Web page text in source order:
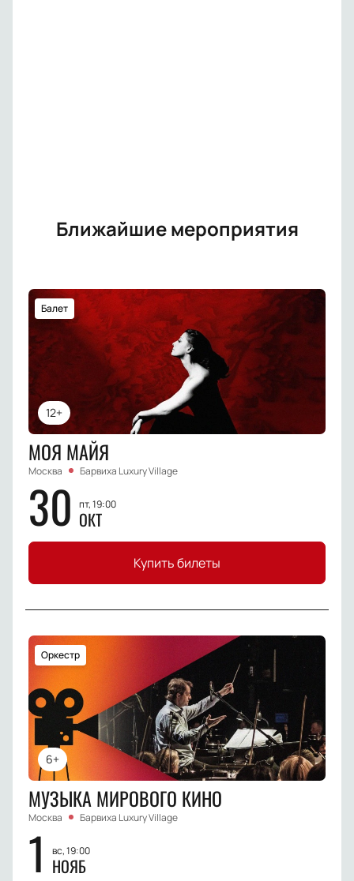
Ближайшие мероприятия
12+
Балет
МОЯ МАЙЯ
Москва Барвиха Luxury Village
30 пт, 19:00
ОКТ
Купить билеты
6+
Оркестр
МУЗЫКА МИРОВОГО КИНО
Москва Барвиха Luxury Village
1 вс, 19:00
НОЯБ